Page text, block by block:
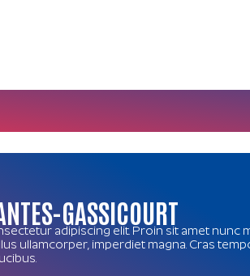
GASSICOURT
adipiscing elit. Proin sit amet nunc
ullamcorper, imperdiet magna. Cras